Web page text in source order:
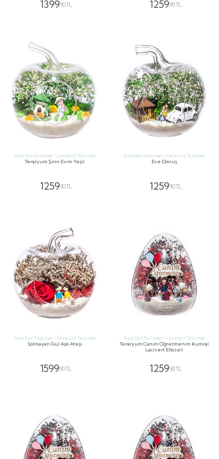
1399,90 TL 1259,90 TL
Aynı Gün Teslimat / Ücretsiz Teslimat
Teraryum Şirin Evim Yeşil
1259,90 TL
Aynı Gün Teslimat / Ücretsiz Teslimat
Eve Dönüş
1259,90 TL
Aynı Gün Teslimat / Ücretsiz Teslimat
Solmayan Gül Aşk Ateşi
1599,90 TL
Aynı Gün Teslimat / Ücretsiz Teslimat
Teraryum Canım Öğretmenim Kumral
Lacivert Elbiseli
1259,90 TL